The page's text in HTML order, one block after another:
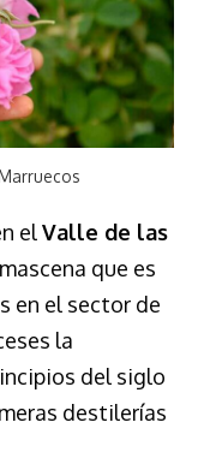
elValle de las
que es
en el sector de
la
del siglo
destilerías